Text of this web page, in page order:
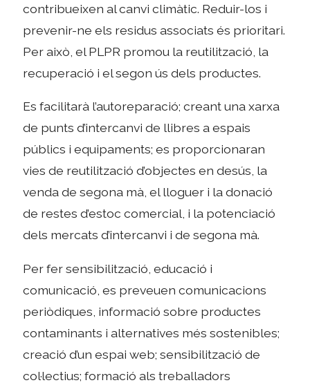
contribueixen al canvi climàtic. Reduir-los i
prevenir-ne els residus associats és prioritari.
Per això, el PLPR promou la reutilització, la
recuperació i el segon ús dels productes.
Es facilitarà l’autoreparació; creant una xarxa
de punts d’intercanvi de llibres a espais
públics i equipaments; es proporcionaran
vies de reutilització d’objectes en desús, la
venda de segona mà, el lloguer i la donació
de restes d’estoc comercial, i la potenciació
dels mercats d’intercanvi i de segona mà.
Per fer sensibilització, educació i
comunicació, es preveuen comunicacions
periòdiques, informació sobre productes
contaminants i alternatives més sostenibles;
creació d’un espai web; sensibilització de
col·lectius; formació als treballadors